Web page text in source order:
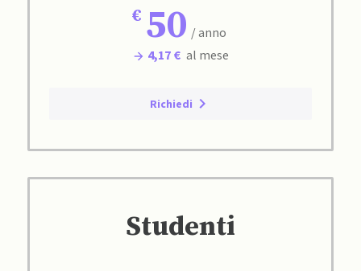
50 / anno
4,17 € al mese
Richiedi
Studenti